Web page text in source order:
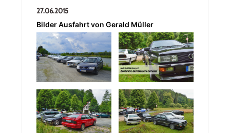
27.06.2015
Bilder Ausfahrt von Gerald Müller